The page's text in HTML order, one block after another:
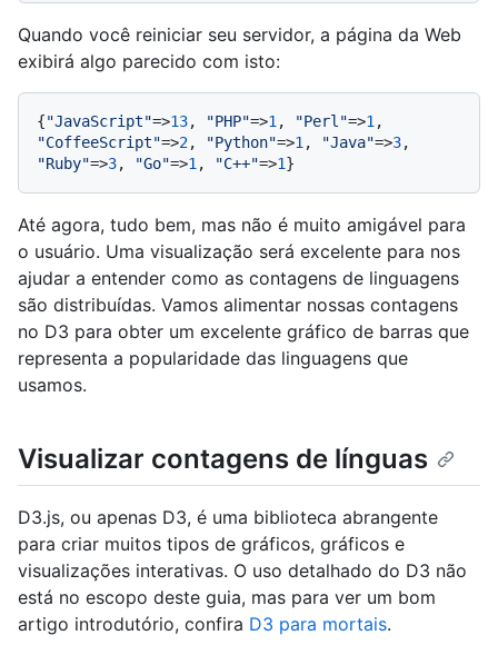
Quando você reiniciar seu servidor, a página da Web
exibirá algo parecido com isto:
{"JavaScript"=>13, "PHP"=>1, "Perl"=>1
"CoffeeScript"=>2, "Python"=>1, "Java"=>3
"Ruby"=>3, "Go"=>1, "C++"=>1
Até agora, tudo bem, mas não é muito amigável para
o usuário. Uma visualização será excelente para nos
ajudar a entender como as contagens de linguagens
são distribuídas. Vamos alimentar nossas contagens
no D3 para obter um excelente gráfico de barras que
representa a popularidade das linguagens que
usamos.
Visualizar contagens de línguas
D3.js, ou apenas D3, é uma biblioteca abrangente
para criar muitos tipos de gráficos, gráficos e
visualizações interativas. O uso detalhado do D3 não
está no escopo deste guia, mas para ver um bom
artigo introdutório, confira D3 para mortais.